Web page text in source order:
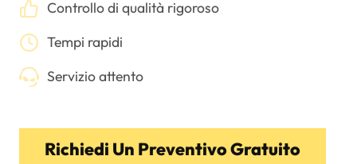
Controllo di qualità rigoroso
Tempi rapidi
Servizio attento
Richiedi Un Preventivo Gratuito